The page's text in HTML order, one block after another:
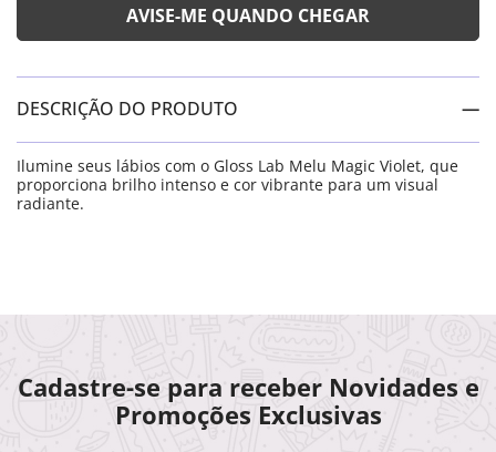
DESCRIÇÃO DO PRODUTO
Ilumine seus lábios com o Gloss Lab Melu Magic Violet, que
proporciona brilho intenso e cor vibrante para um visual
radiante.
Cadastre-se para receber Novidades e
Promoções Exclusivas